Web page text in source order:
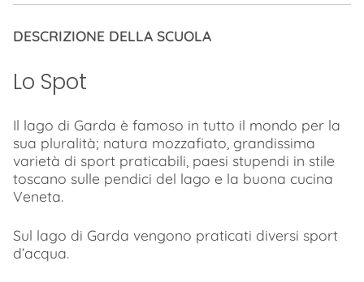
DESCRIZIONE DELLA SCUOLA
Lo Spot
Il lago di Garda è famoso in tutto il mondo per la
sua pluralità; natura mozzafiato, grandissima
varietà di sport praticabili, paesi stupendi in stile
toscano sulle pendici del lago e la buona cucina
Veneta.
Sul lago di Garda vengono praticati diversi sport
d’acqua.